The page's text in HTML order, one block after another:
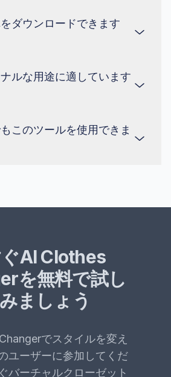
ドは必要ありません。このツー
、ブラウザ上で直接動作しま
ダウンロードできます
果に満足したら、編集された写
と解像度でダウンロードして、
ルな用途に適しています
くのユーザーがLinkedInのプロ
モーションコンテンツの作成な
このツールを使用できま
す。グループ写真でも動作する
AI Clothes
を無料で試し
ましょう
でスタイルを変え
ユーザーに参加してくだ
バーチャルクローゼット